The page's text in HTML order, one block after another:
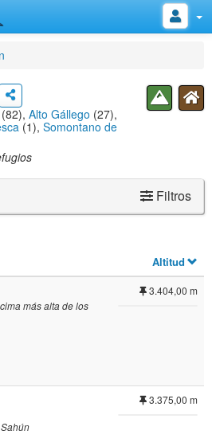
(82), Alto Gállego (27),
(1), Somontano de
Filtros
Altitud
más alta de los
3.404,00 m
Sahún
3.375,00 m